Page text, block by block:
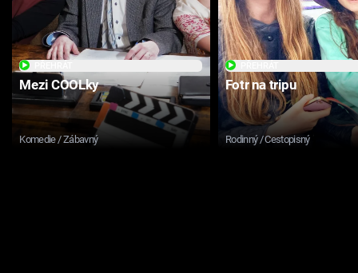
Mezi COOLky
Komedie / Zábavný
Fotr na tripu
Rodinný / Cestopisný